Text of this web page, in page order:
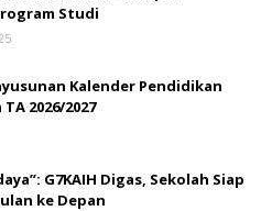
Studi
Kalender Pendidikan
2026/2027
G7KAIH Digas, Sekolah Siap
ke Depan